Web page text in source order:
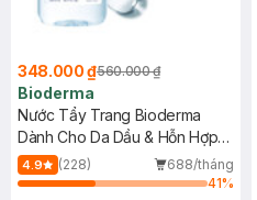
348.000 ₫560.000 ₫
Bioderma
Nước Tẩy Trang Bioderma
Dành Cho Da Dầu & Hỗn Hợp
500ml
4.9 (228)
688/tháng
41%